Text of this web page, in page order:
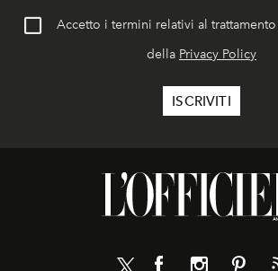
Accetto i termini relativi al
della Privacy Policy